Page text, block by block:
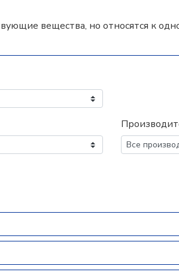
вещества, но относятся к